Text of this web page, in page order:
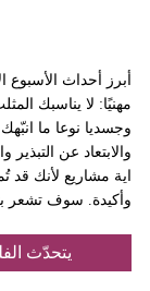
مهنيًا: لا يناسبك
وجسديا نوعا ما
والابتعاد عن
اية مشاريع لأنك قد
وأكيدة. سوف تشعر
يتحدّث